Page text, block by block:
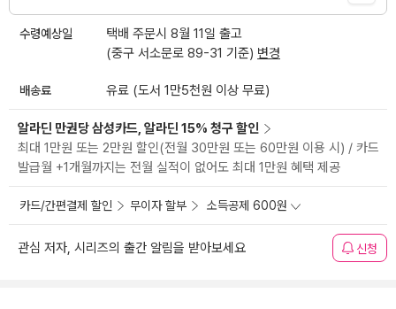
수령예상일
택배 주문시 8월 11일 출고
(중구 서소문로 89-31 기준) 변경
배송료 유료 (도서 1만5천원 이상 무료)
알라딘 만권당 삼성카드, 알라딘 15% 청구 할인
최대 1만원 또는 2만원 할인(전월 30만원 또는 60만원 이용 시) / 카드
발급월 +1개월까지는 전월 실적이 없어도 최대 1만원 혜택 제공
카드/간편결제 할인 무이자 할부 소득공제 600원
관심 저자, 시리즈의 출간 알림을 받아보세요 신청